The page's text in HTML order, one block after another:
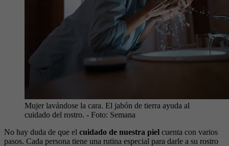
Mujer lavándose la cara. El jabón de tierra ayuda al
cuidado del rostro. - Foto: Semana
No hay duda de que el cuidado de nuestra piel cuenta con varios
pasos. Cada persona tiene una rutina especial para darle a su rostro